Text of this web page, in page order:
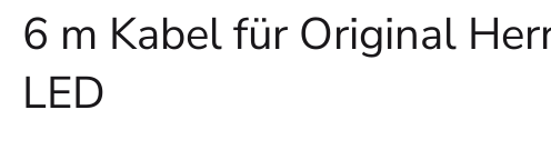
6 m Kabel für Original
LED